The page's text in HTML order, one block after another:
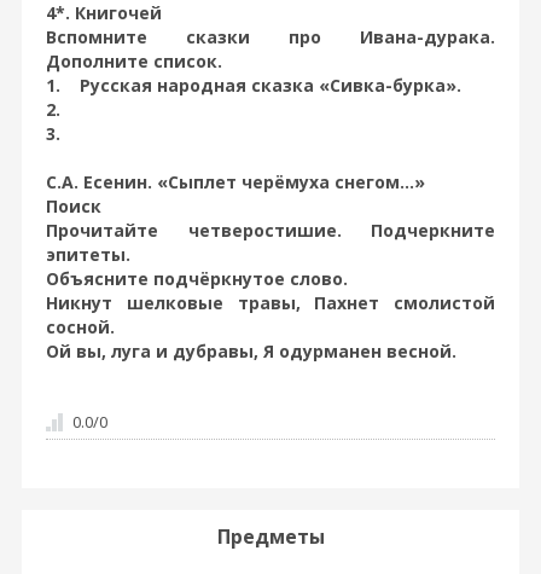
4*. Книгочей
Вспомните сказки про Ивана-дурака.
Дополните список.
1. Русская народная сказка «Сивка-бурка».
2.
3.
С.А. Есенин. «Сыплет черёмуха снегом...»
Поиск
Прочитайте четверостишие. Подчеркните
эпитеты.
Объясните подчёркнутое слово.
Никнут шелковые травы, Пахнет смолистой
сосной.
Ой вы, луга и дубравы, Я одурманен весной.
0.0/0
Предметы